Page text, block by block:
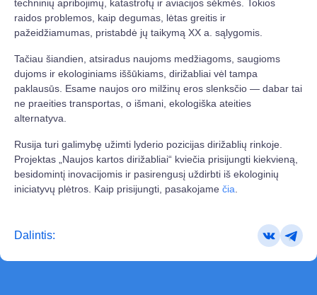
techninių apribojimų, katastrofų ir aviacijos sėkmės. Tokios
raidos problemos, kaip degumas, lėtas greitis ir
pažeidžiamumas, pristabdė jų taikymą XX a. sąlygomis.
Tačiau šiandien, atsiradus naujoms medžiagoms, saugioms
dujoms ir ekologiniams iššūkiams, dirižabliai vėl tampa
paklausūs. Esame naujos oro milžinų eros slenksčio — dabar tai
ne praeities transportas, o išmani, ekologiška ateities
alternatyva.
Rusija turi galimybę užimti lyderio pozicijas dirižablių rinkoje.
Projektas „Naujos kartos dirižabliai“ kviečia prisijungti kiekvieną,
besidomintį inovacijomis ir pasirengusį uždirbti iš ekologinių
iniciatyvų plėtros. Kaip prisijungti, pasakojame čia
Dalintis: